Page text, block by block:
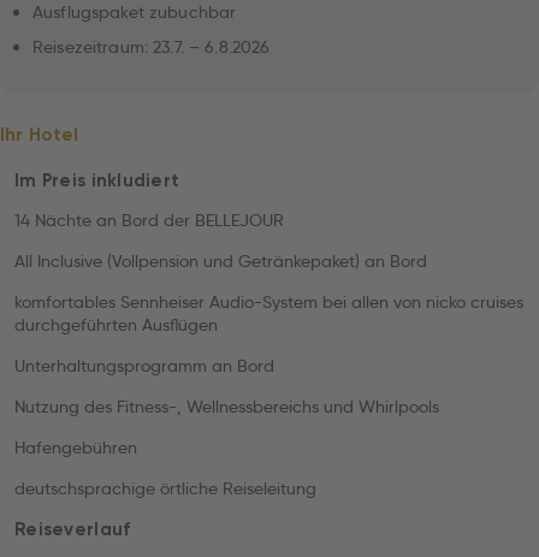
Ausflugspaket zubuchbar
Reisezeitraum: 23.7. – 6.8.2026
Ihr Hotel
Im Preis inkludiert
14 Nächte an Bord der BELLEJOUR
All Inclusive (Vollpension und Getränkepaket) an Bord
komfortables Sennheiser Audio-System bei allen von nicko cruises
durchgeführten Ausflügen
Unterhaltungsprogramm an Bord
Nutzung des Fitness-, Wellnessbereichs und Whirlpools
Hafengebühren
deutschsprachige örtliche Reiseleitung
Reiseverlauf